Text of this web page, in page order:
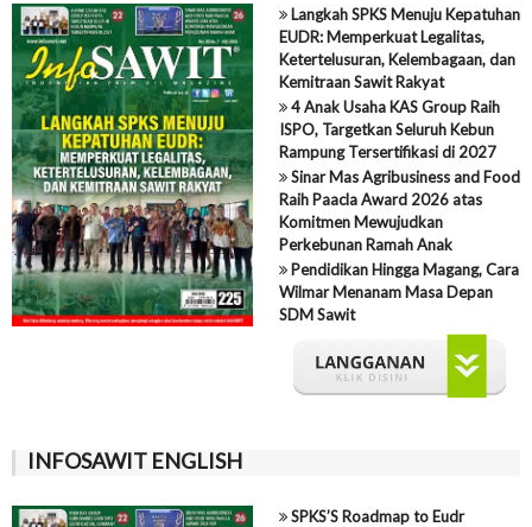
Langkah SPKS Menuju Kepatuhan
EUDR: Memperkuat Legalitas,
Ketertelusuran, Kelembagaan, dan
Kemitraan Sawit Rakyat
4 Anak Usaha KAS Group Raih
ISPO, Targetkan Seluruh Kebun
Rampung Tersertifikasi di 2027
Sinar Mas Agribusiness and Food
Raih Paacla Award 2026 atas
Komitmen Mewujudkan
Perkebunan Ramah Anak
Pendidikan Hingga Magang, Cara
Wilmar Menanam Masa Depan
SDM Sawit
INFOSAWIT ENGLISH
SPKS’S Roadmap to Eudr